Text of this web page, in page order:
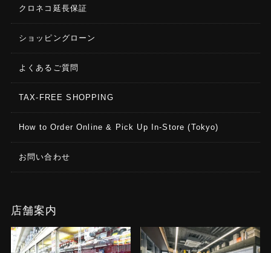
クロネコ延長保証
ショッピングローン
よくあるご質問
TAX-FREE SHOPPING
How to Order Online & Pick Up In-Store (Tokyo)
お問い合わせ
店舗案内